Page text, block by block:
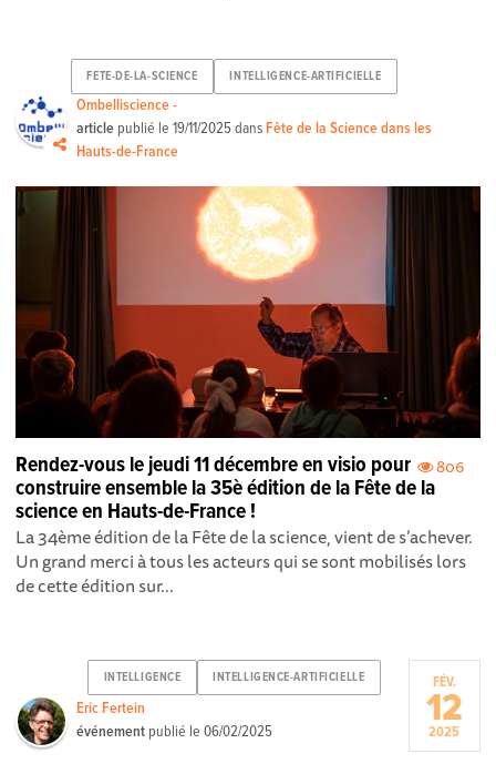
FETE-DE-LA-SCIENCE INTELLIGENCE-ARTIFICIELLE
Ombelliscience -
article publié le19/11/2025dans Fête de la Science dans les
Hauts-de-France
806
Rendez-vous le jeudi 11 décembre en visio pour
construire ensemble la 35è édition de la Fête de la
science en Hauts-de-France !
La 34ème édition de la Fête de la science, vient de s’achever.
Un grand merci à tous les acteurs qui se sont mobilisés lors
de cette édition sur...
INTELLIGENCE INTELLIGENCE-ARTIFICIELLE
Eric Fertein
événement publié le06/02/2025
FÉV.
12
2025